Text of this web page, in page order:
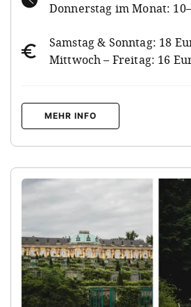
Donnerstag im Monat:
Samstag & Sonntag: 18
Mittwoch – Freitag: 16
MEHR INFO